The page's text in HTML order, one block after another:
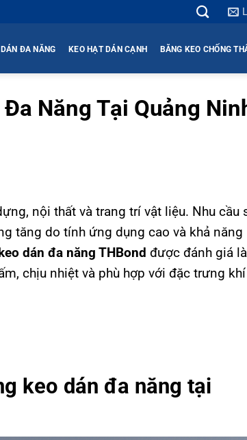
ĐA NĂNG KEO HẠT DÁN CẠNH BĂNG KEO CHỐNG
Năng Tại Quảng
nội thất và trang trí vật liệu. Nhu cầu
tăng do tính ứng dụng cao và khả năng
dán đa năng THBond được đánh giá là
chịu nhiệt và phù hợp với đặc trưng khí
keo dán đa năng tại